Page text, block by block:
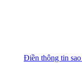
Điền thông tin